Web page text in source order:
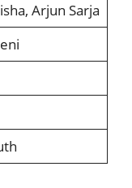
Arjun Sarja